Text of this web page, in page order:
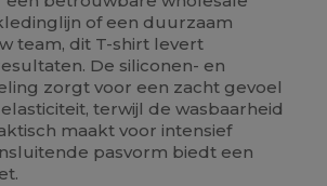
of een duurzaam
team, dit T-shirt levert
De siliconen- en
zorgt voor een zacht gevoel
terwijl de wasbaarheid
maakt voor intensief
pasvorm biedt een